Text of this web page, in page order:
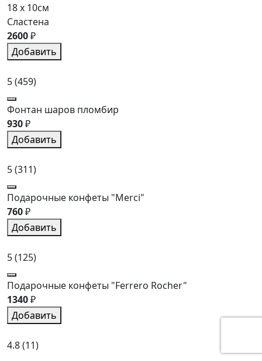
18 x 10см
Сластена
2600₽
Добавить
5(459)
Фонтан шаров пломбир
930₽
Добавить
5(311)
Подарочные конфеты "Merci"
760₽
Добавить
5(125)
Подарочные конфеты "Ferrero Rocher"
1340₽
Добавить
4.8(11)